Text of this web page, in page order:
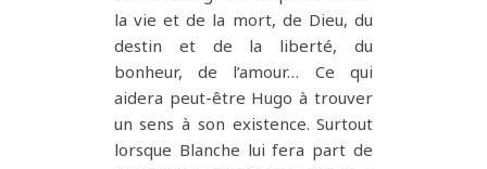
la vie et de la mort, de Dieu, du
destin et de la liberté, du
bonheur, de l’amour… Ce qui
aidera peut-être Hugo à trouver
un sens à son existence. Surtout
lorsque Blanche lui fera part de